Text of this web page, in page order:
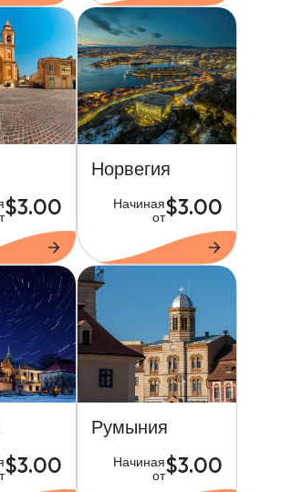
$3.00
Норвегия
Начиная
от$3.00
$3.00
Румыния
Начиная
от$3.00